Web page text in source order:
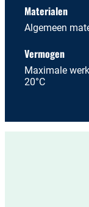
Materialen
Algemeen
Vermogen
Maximale
20°C